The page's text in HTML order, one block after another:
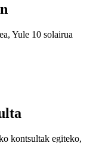
Yule 10 solairua
kontsultak egiteko,